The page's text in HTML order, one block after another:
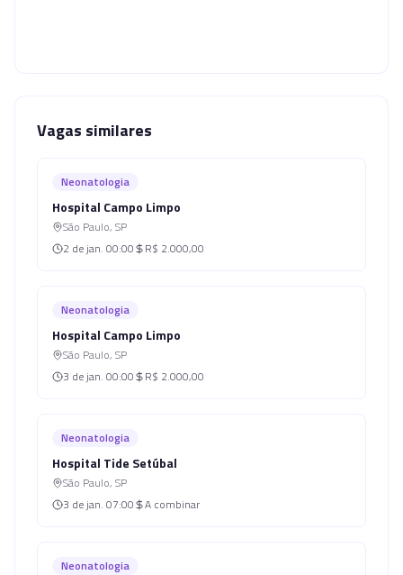
Vagas similares
Neonatologia
Hospital Campo Limpo
São Paulo, SP
2 de jan. 00:00 R$ 2.000,00
Neonatologia
Hospital Campo Limpo
São Paulo, SP
3 de jan. 00:00 R$ 2.000,00
Neonatologia
Hospital Tide Setúbal
São Paulo, SP
3 de jan. 07:00 A combinar
Neonatologia